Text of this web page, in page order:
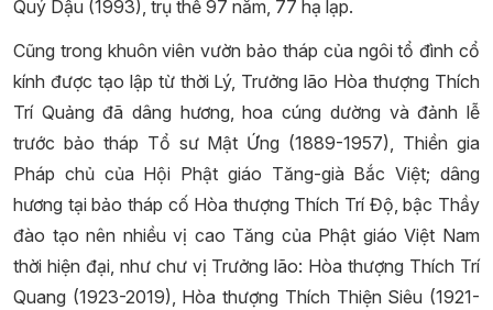
Quý Dậu (1993), trụ thế 97 năm, 77 hạ lạp.
Cũng trong khuôn viên vườn bảo tháp của ngôi tổ đình cổ
kính được tạo lập từ thời Lý, Trưởng lão Hòa thượng Thích
Trí Quảng đã dâng hương, hoa cúng dường và đảnh lễ
trước bảo tháp Tổ sư Mật Ứng (1889-1957), Thiền gia
Pháp chủ của Hội Phật giáo Tăng-già Bắc Việt; dâng
hương tại bảo tháp cố Hòa thượng Thích Trí Độ, bậc Thầy
đào tạo nên nhiều vị cao Tăng của Phật giáo Việt Nam
thời hiện đại, như chư vị Trưởng lão: Hòa thượng Thích Trí
Quang (1923-2019), Hòa thượng Thích Thiện Siêu (1921-